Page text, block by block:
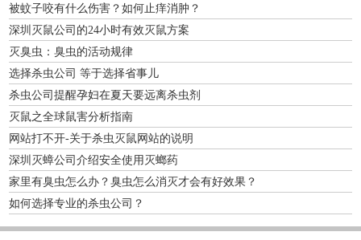
被蚊子咬有什么伤害？如何止痒消肿？
深圳灭鼠公司的24小时有效灭鼠方案
灭臭虫：臭虫的活动规律
选择杀虫公司 等于选择省事儿
杀虫公司提醒孕妇在夏天要远离杀虫剂
灭鼠之全球鼠害分析指南
网站打不开-关于杀虫灭鼠网站的说明
深圳灭蟑公司介绍安全使用灭螂药
家里有臭虫怎么办？臭虫怎么消灭才会有好效果？
如何选择专业的杀虫公司？